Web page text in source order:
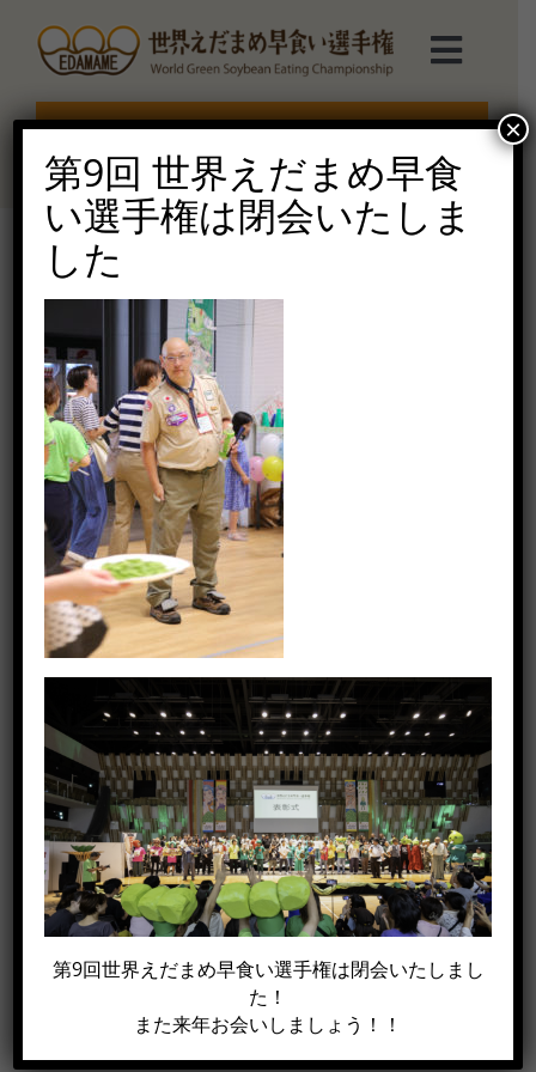
content
選手権TOP
選手権について
えだまめmarche
ルール説明
ご協賛受付
お問い合せ
2019-25
2020年7月7日（火）
この記事がイイね！と思った方は
シェアして下さい!!
Facebook
X
電
子
ー
第9回 世界えだまめ早食
い選手権は閉会いたしま
した
第9回世界えだまめ早食い選手権は閉会いたしまし
た！
また来年お会いしましょう！！
×